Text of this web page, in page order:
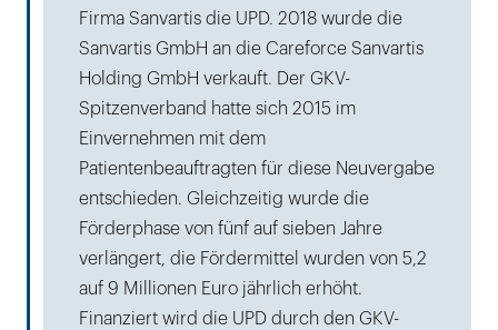
Firma Sanvartis die UPD. 2018 wurde die
Sanvartis GmbH an die Careforce Sanvartis
Holding GmbH verkauft. Der GKV-
Spitzenverband hatte sich 2015 im
Einvernehmen mit dem
Patientenbeauftragten für diese Neuvergabe
entschieden. Gleichzeitig wurde die
Förderphase von fünf auf sieben Jahre
verlängert, die Fördermittel wurden von 5,2
auf 9 Millionen Euro jährlich erhöht.
Finanziert wird die UPD durch den GKV-